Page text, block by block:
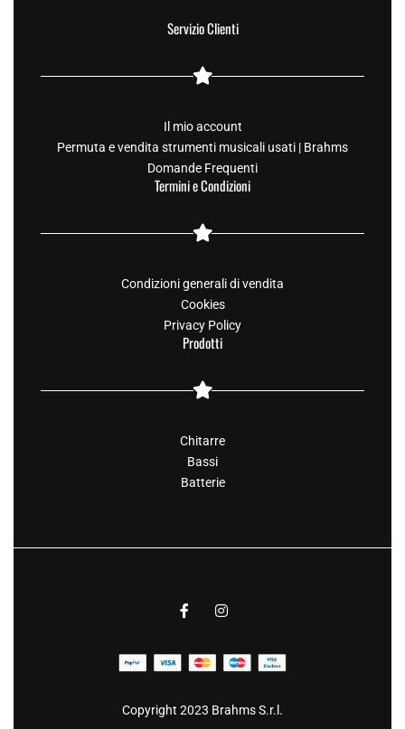
Servizio Clienti
Il mio account
Permuta e vendita strumenti musicali usati | Brahms
Domande Frequenti
Termini e Condizioni
Condizioni generali di vendita
Cookies
Privacy Policy
Prodotti
Chitarre
Bassi
Batterie
Copyright 2023 Brahms S.r.l.